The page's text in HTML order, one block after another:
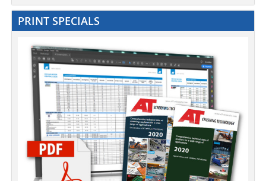
PRINT SPECIALS